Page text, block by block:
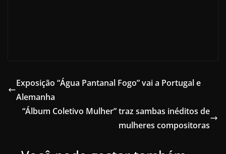
Exposição “Água Pantanal Fogo” vai a Portugal e
Alemanha
“Álbum Coletivo Mulher” traz sambas inéditos de
mulheres compositoras